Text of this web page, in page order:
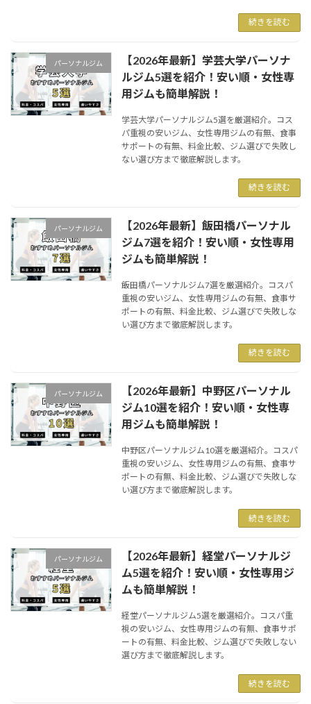
続きを読む
パーソナルジム
【2026年最新】学芸大学パーソナ
ルジム5選を紹介！安い順・女性専
用ジムも簡単解説！
学芸大学パーソナルジム5選を厳選紹介。コス
パ重視の安いジム、女性専用ジムの有無、食事
サポートの有無、料金比較、ジム選びで失敗し
ない選び方まで徹底解説します。
続きを読む
パーソナルジム
【2026年最新】飯田橋パーソナル
ジム7選を紹介！安い順・女性専用
ジムも簡単解説！
飯田橋パーソナルジム7選を厳選紹介。コスパ
重視の安いジム、女性専用ジムの有無、食事サ
ポートの有無、料金比較、ジム選びで失敗しな
い選び方まで徹底解説します。
続きを読む
パーソナルジム
【2026年最新】中野区パーソナル
ジム10選を紹介！安い順・女性専
用ジムも簡単解説！
中野区パーソナルジム10選を厳選紹介。コスパ
重視の安いジム、女性専用ジムの有無、食事サ
ポートの有無、料金比較、ジム選びで失敗しな
い選び方まで徹底解説します。
続きを読む
パーソナルジム
【2026年最新】経堂パーソナルジ
ム5選を紹介！安い順・女性専用ジ
ムも簡単解説！
経堂パーソナルジム5選を厳選紹介。コスパ重
視の安いジム、女性専用ジムの有無、食事サポ
ートの有無、料金比較、ジム選びで失敗しない
選び方まで徹底解説します。
続きを読む